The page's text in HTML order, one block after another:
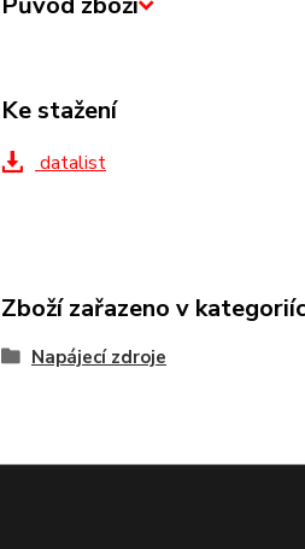
Ke stažení
datalist
Zboží zařazeno v
Napájecí zdroje